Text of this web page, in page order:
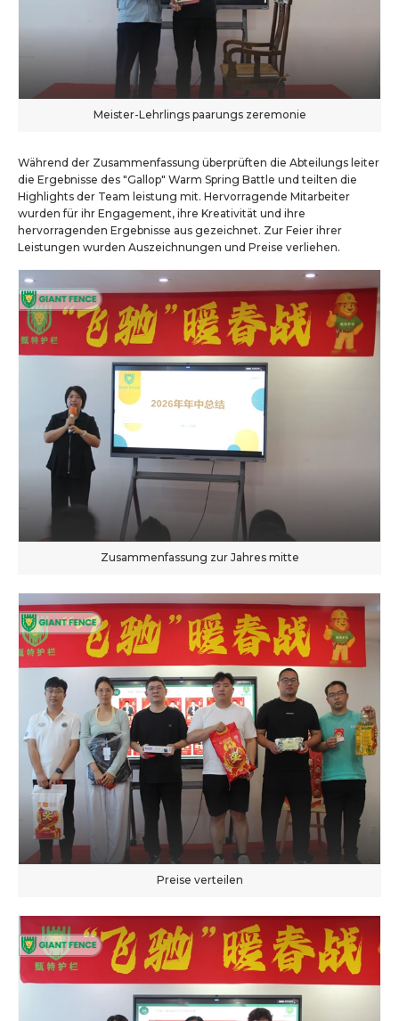
Meister-Lehrlings paarungs zeremonie
Während der Zusammenfassung überprüften die Abteilungs leiter
die Ergebnisse des "Gallop" Warm Spring Battle und teilten die
Highlights der Team leistung mit. Hervorragende Mitarbeiter
wurden für ihr Engagement, ihre Kreativität und ihre
hervorragenden Ergebnisse aus gezeichnet. Zur Feier ihrer
Leistungen wurden Auszeichnungen und Preise verliehen.
Zusammenfassung zur Jahres mitte
Preise verteilen